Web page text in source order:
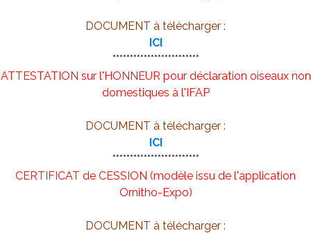
DOCUMENT à télécharger :
ICI
*************************
ATTESTATION sur l'HONNEUR pour déclaration oiseaux non
domestiques à l'IFAP
DOCUMENT à télécharger :
ICI
*************************
CERTIFICAT de CESSION (modèle issu de l'application
Ornitho-Expo)
DOCUMENT à télécharger :